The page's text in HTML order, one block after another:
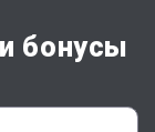
бонусы